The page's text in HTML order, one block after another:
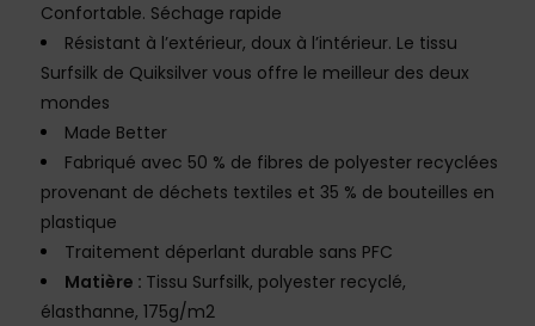
Confortable. Séchage rapide
Résistant à l’extérieur, doux à l’intérieur. Le tissu
Surfsilk de Quiksilver vous offre le meilleur des deux
mondes
Made Better
Fabriqué avec 50 % de fibres de polyester recyclées
provenant de déchets textiles et 35 % de bouteilles en
plastique
Traitement déperlant durable sans PFC
Matière : Tissu Surfsilk, polyester recyclé,
élasthanne, 175g/m2